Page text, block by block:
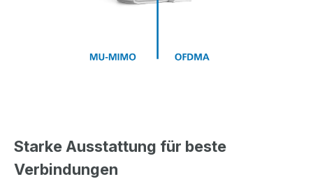
Starke Ausstattung für beste
Verbindungen